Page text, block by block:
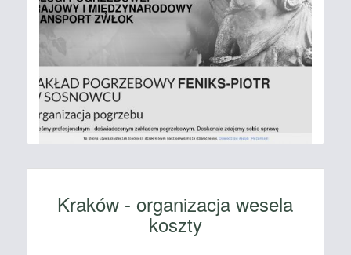
Kraków - organizacja wesela
koszty